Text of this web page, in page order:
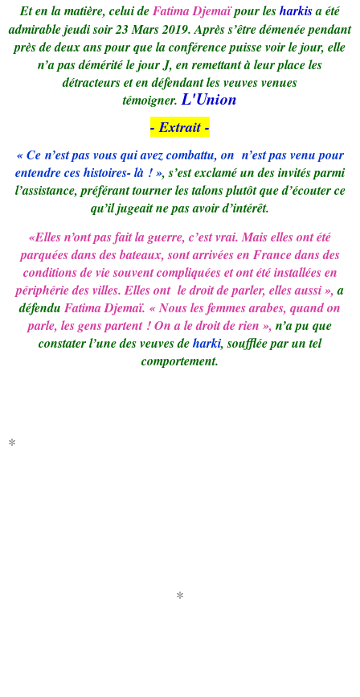
Et en la matière, celui deFatima Djemaïpour lesharkisa été
admirable jeudi soir 23 Mars 2019. Après s’être démenée pendant
près de deux ans pour que la conférence puisse voir le jour, elle
n’a pas démérité le jour J, en remettant à leur place les
détracteurs et en défendant les veuves venues
témoigner.L'Union
- Extrait -
« Ce n’est pas vous qui avez combattu, on n’est pas venu pour
entendre ces histoires- là ! », s’est exclamé un des invités parmi
l’assistance, préférant tourner les talons plutôt que d’écouter ce
qu’il jugeait ne pas avoir d’intérêt.
«Elles n’ont pas fait la guerre, c’est vrai. Mais elles ont été
parquées dans des bateaux, sont arrivées en France dans des
conditions de vie souvent compliquées et ont été installées en
périphérie des villes. Elles ont le droit de parler, elles aussi »,a
défendu Fatima Djemaï. « Nous les femmes arabes, quand on
parle, les gens partent ! On a le droit de rien », n’a pu que
constater l’une des veuves deharki, soufflée par un tel
comportement.
*
*